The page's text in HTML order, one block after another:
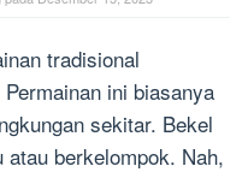
tradisional
ini biasanya
sekitar. Bekel
berkelompok. Nah,